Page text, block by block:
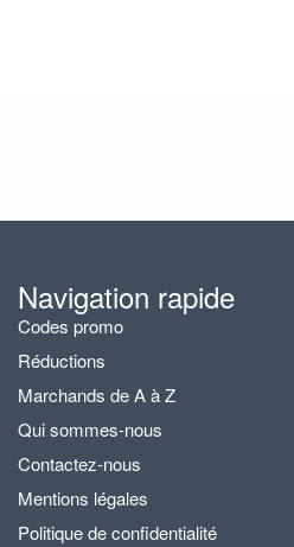
Navigation rapide
Codes promo
Réductions
Marchands de A à Z
Qui sommes-nous
Contactez-nous
Mentions légales
Politique de confidentialité